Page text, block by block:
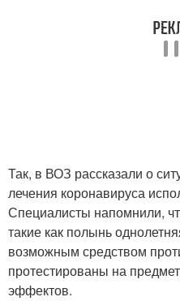
Так, в ВОЗ рассказали о
лечения коронавируса
Специалисты напомнили,
такие как полынь
возможным средством
протестированы на
эффектов.